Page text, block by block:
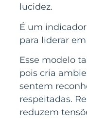
lucidez.
É um
para liderar
Esse modelo
pois cria
sentem
respeitadas.
reduzem